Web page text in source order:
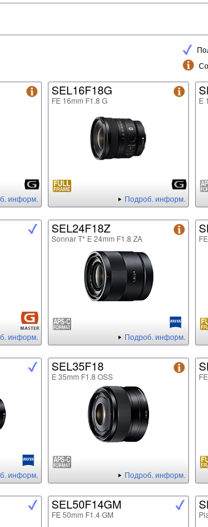
информ.
SEL16F18G
FE 16mm F1.8 G
Подроб. информ.
E
информ.
SEL24F18Z
Sonnar T* E 24mm F1.8 ZA
Подроб. информ.
информ.
SEL35F18
E 35mm F1.8 OSS
Подроб. информ.
SEL50F14GM
FE 50mm F1.4 GM